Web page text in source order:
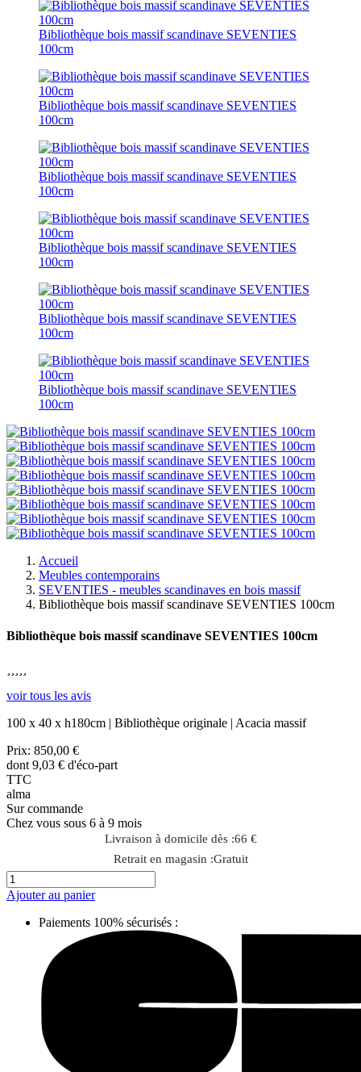
Bibliothèque bois massif scandinave SEVENTIES
100cm
Bibliothèque bois massif scandinave SEVENTIES
100cm
Bibliothèque bois massif scandinave SEVENTIES
100cm
Bibliothèque bois massif scandinave SEVENTIES
100cm
Bibliothèque bois massif scandinave SEVENTIES
100cm
Bibliothèque bois massif scandinave SEVENTIES
100cm
Accueil
Meubles contemporains
SEVENTIES - meubles scandinaves en bois massif
Bibliothèque bois massif scandinave SEVENTIES 100cm
Bibliothèque bois massif scandinave SEVENTIES 100cm
voir tous les avis
100 x 40 x h180cm | Bibliothèque originale | Acacia massif
Prix: 850,00 €
dont 9,03 € d'éco-part
TTC
alma
Sur commande
Chez vous sous 6 à 9 mois
Livraison à domicile dès :66 €
Retrait en magasin :Gratuit
Ajouter au panier
Paiements 100% sécurisés :